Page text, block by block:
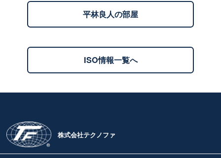
平林良人の部屋
ISO情報一覧へ
株式会社テクノファ